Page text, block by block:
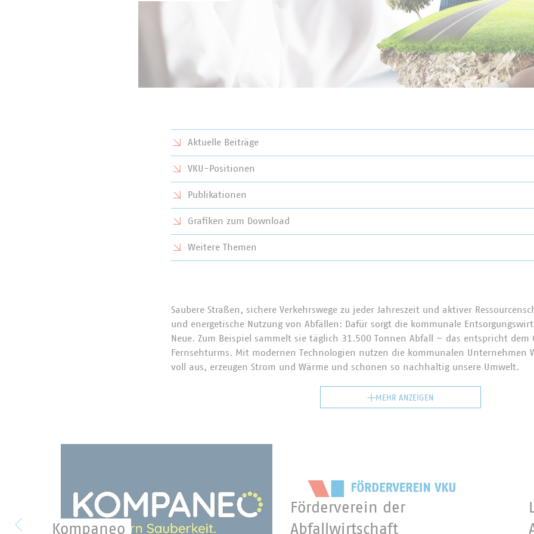
Aktuelle Beiträge
VKU-Positionen
Publikationen
Grafiken zum Download
Weitere Themen
Saubere Straßen, sichere Verkehrswege zu jeder Jahreszeit und aktiver
und energetische Nutzung von Abfällen: Dafür sorgt die kommunale
Neue. Zum Beispiel sammelt sie täglich 31.500 Tonnen Abfall – das entspricht dem
Fernsehturms. Mit modernen Technologien nutzen die kommunalen Unternehmen
voll aus, erzeugen Strom und Wärme und schonen so nachhaltig unsere Umwelt.
MEHR ANZEIGEN
VKS“. Heute garantieren rund 65.000 Beschäftigte in 431 Mitgliedsunternehmen,
Prozent die höchste Recyclingquote in der Europäischen Union hat. Im
mit ihren Bauhöfen stellen sie außerdem sicher, dass Straßen und Gehwege
Verkehrssicherungspflichten zuverlässig erfüllt werden.
Kompaneo
Förderverein der
Abfallwirtschaft